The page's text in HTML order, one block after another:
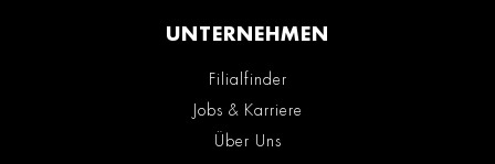
UNTERNEHMEN
Filialfinder
Jobs & Karriere
Über Uns